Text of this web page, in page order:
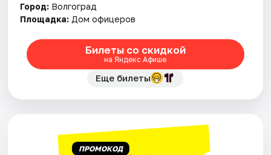
Артисты
Рейтинги
Город: Волгоград
Площадка: Дом офицеров
Билеты со скидкой
на Яндекс Афише
Еще билеты
ПРОМОКОД